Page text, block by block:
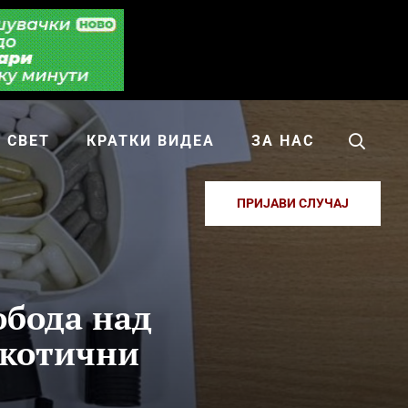
СВЕТ КРАТКИ ВИДЕА ЗА НАС
ПРИЈАВИ СЛУЧАЈ
над